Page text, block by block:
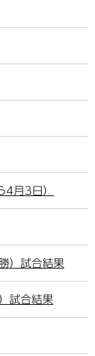
4月3日）
）試合結果
試合結果